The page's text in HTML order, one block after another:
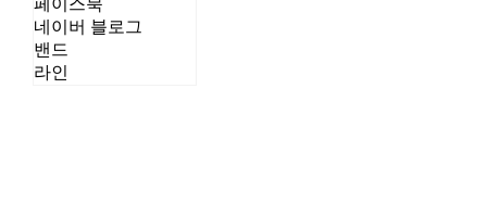
페이스북
네이버 블로그
밴드
라인